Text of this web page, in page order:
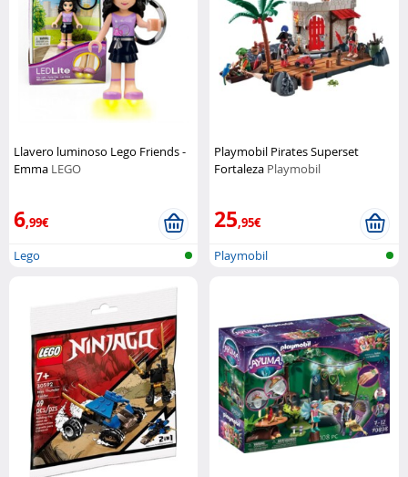
Llavero luminoso Lego Friends -
Emma LEGO
6,99€
Lego
Playmobil Pirates Superset
Fortaleza Playmobil
25,95€
Playmobil